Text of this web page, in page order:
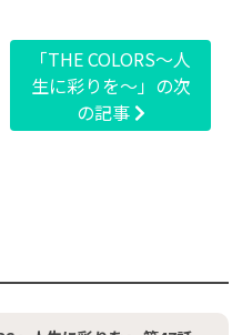
「THE COLORS～人
生に彩りを～」の次
の記事